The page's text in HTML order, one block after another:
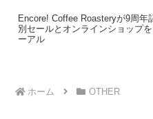
Encore! Coffee Roasteryが9周年
別セールとオンラインショップ
ーアル
ホーム OTHER